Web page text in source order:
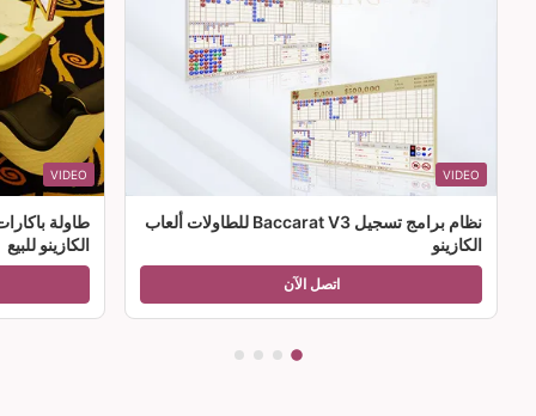
VIDEO
نظام برامج تسجيل Baccarat V3 للطاولات ألعاب
الكازينو
اتصل الآن
VIDEO
طاولة
الكازينو للبيع